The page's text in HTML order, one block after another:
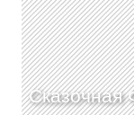
Сказочная